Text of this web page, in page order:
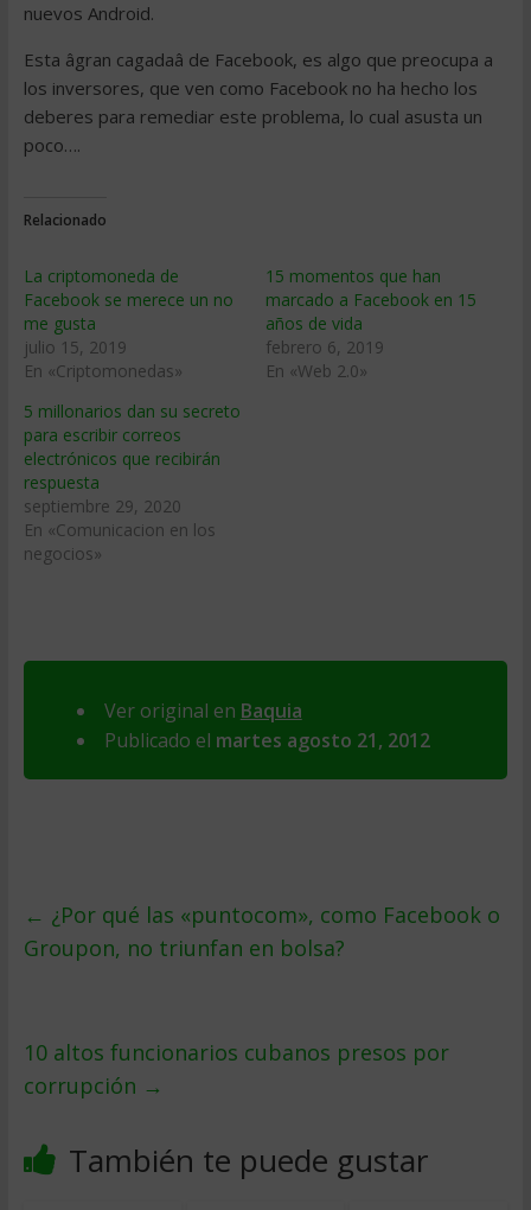
nuevos Android.
Esta âgran cagadaâ de Facebook, es algo que preocupa a
los inversores, que ven como Facebook no ha hecho los
deberes para remediar este problema, lo cual asusta un
poco….
Relacionado
La criptomoneda de
Facebook se merece un no
me gusta
julio 15, 2019
En «Criptomonedas»
15 momentos que han
marcado a Facebook en 15
años de vida
febrero 6, 2019
En «Web 2.0»
5 millonarios dan su secreto
para escribir correos
electrónicos que recibirán
respuesta
septiembre 29, 2020
En «Comunicacion en los
negocios»
Ver original en Baquia
Publicado el martes agosto 21, 2012
← ¿Por qué las «puntocom», como Facebook o
Groupon, no triunfan en bolsa?
10 altos funcionarios cubanos presos por
corrupción →
También te puede gustar